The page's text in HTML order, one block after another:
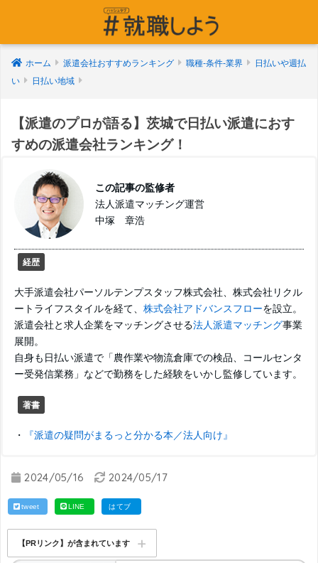
ホーム 派遣会社おすすめランキング 職種-条件-業界
日払いや週払
い
日払い地域
【派遣のプロが語る】茨城で日払い派遣におす
すめの派遣会社ランキング！
この記事の監修者
法人派遣マッチング運営
中塚 章浩
経歴
大手派遣会社パーソルテンプスタッフ株式会社、株式会社リクル
ートライフスタイルを経て、 株式会社アドバンスフローを設立。
派遣会社と求人企業をマッチングさせる法人派遣マッチング事業
展開。
自身も日払い派遣で「農作業や物流倉庫での検品、コールセンタ
ー受発信業務」などで勤務をした経験をいかし監修しています。
著書
・ 『派遣の疑問がまるっと分かる本／法人向け』
2024/05/16 2024/05/17
tweet LINE はてブ
【PRリンク】が含まれています